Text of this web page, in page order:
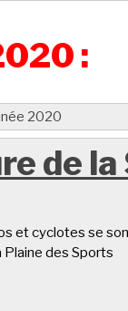
:
2020
de la
et cyclotes se
Plaine des Sports